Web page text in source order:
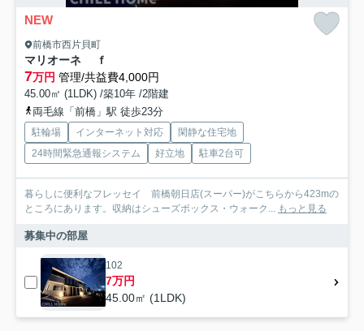
NEW
前橋市西片貝町
マリオーネ ｆ
7万円 管理/共益費4,000円
45.00㎡ (1LDK) /築10年 /2階建
両毛線「前橋」駅 徒歩23分
駐輪場 インターネット対応
閑静な住宅地
24時間緊急通報システム
好立地 駐車2台可
暮らしに便利なフレッセイ 前橋朝日店(スーパー)がこちらから423mの
ところにあります。収納はシューズボックス・ウォーク... もっと見る
募集中の部屋
102
7万円
45.00㎡ (1LDK)